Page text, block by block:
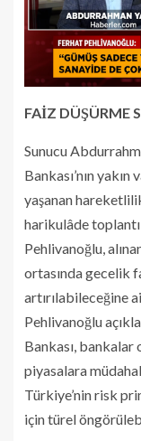
FAİZ DÜŞÜRME
Sunucu
Bankası’nın
yaşanan
harikulâde
Pehlivanoğlu,
ortasında gecelik
artırılabileceğine
Pehlivanoğlu
Bankası, bankalar
piyasalara
Türkiye’nin risk
için türel